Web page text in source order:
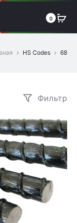
0
HS Codes 68
Фильтр